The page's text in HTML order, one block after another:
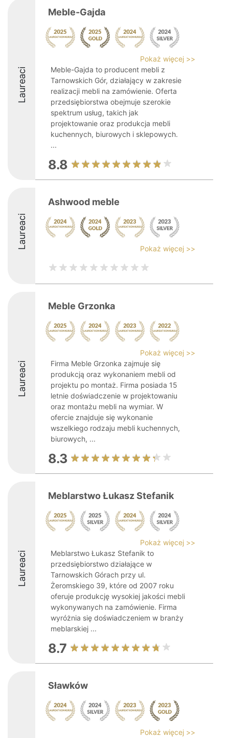
Laureaci
Meble-Gajda
Pokaż więcej >>
Meble-Gajda to producent mebli z
Tarnowskich Gór, działający w zakresie
realizacji mebli na zamówienie. Oferta
przedsiębiorstwa obejmuje szerokie
spektrum usług, takich jak
projektowanie oraz produkcja mebli
kuchennych, biurowych i sklepowych.
...
8.8
Laureaci
Ashwood meble
Pokaż więcej >>
Laureaci
Meble Grzonka
Pokaż więcej >>
Firma Meble Grzonka zajmuje się
produkcją oraz wykonaniem mebli od
projektu po montaż. Firma posiada 15
letnie doświadczenie w projektowaniu
oraz montażu mebli na wymiar. W
ofercie znajduje się wykonanie
wszelkiego rodzaju mebli kuchennych,
biurowych, ...
8.3
Laureaci
Meblarstwo Łukasz Stefanik
Pokaż więcej >>
Meblarstwo Łukasz Stefanik to
przedsiębiorstwo działające w
Tarnowskich Górach przy ul.
Żeromskiego 39, które od 2007 roku
oferuje produkcję wysokiej jakości mebli
wykonywanych na zamówienie. Firma
wyróżnia się doświadczeniem w branży
meblarskiej ...
8.7
Sławków
Pokaż więcej >>